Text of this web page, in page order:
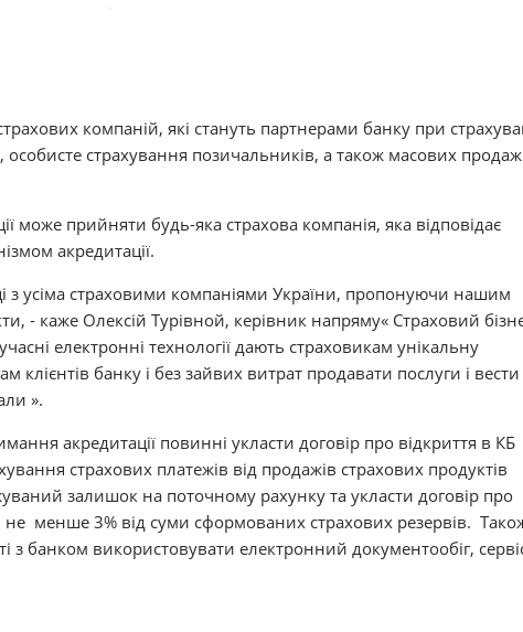
компаній, які стануть партнерами банку при
особисте страхування позичальників, а також масових
може прийняти будь-яка страхова компанія, яка відповідає
акредитації.
з усіма страховими компаніями України, пропонуючи нашим
- каже Олексій Турівной, керівник напряму« Страховий
електронні технології дають страховикам унікальну
банку і без зайвих витрат продавати послуги і вести
».
акредитації повинні укласти договір про відкриття в КБ
страхових платежів від продажів страхових продуктів
залишок на поточному рахунку та укласти договір про
не менше 3% від суми сформованих страхових резервів.
з банком використовувати електронний документообіг,